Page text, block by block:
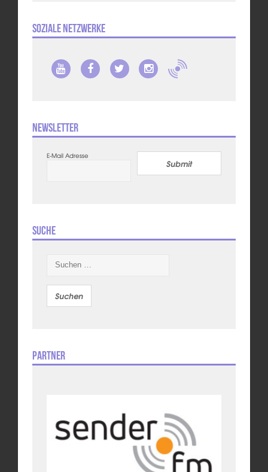
Soziale Netzwerke
Newsletter
E-Mail Adresse
Submit
Suche
nach:
Partner